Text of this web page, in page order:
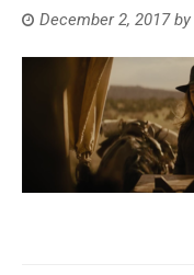
December 2, 2017by